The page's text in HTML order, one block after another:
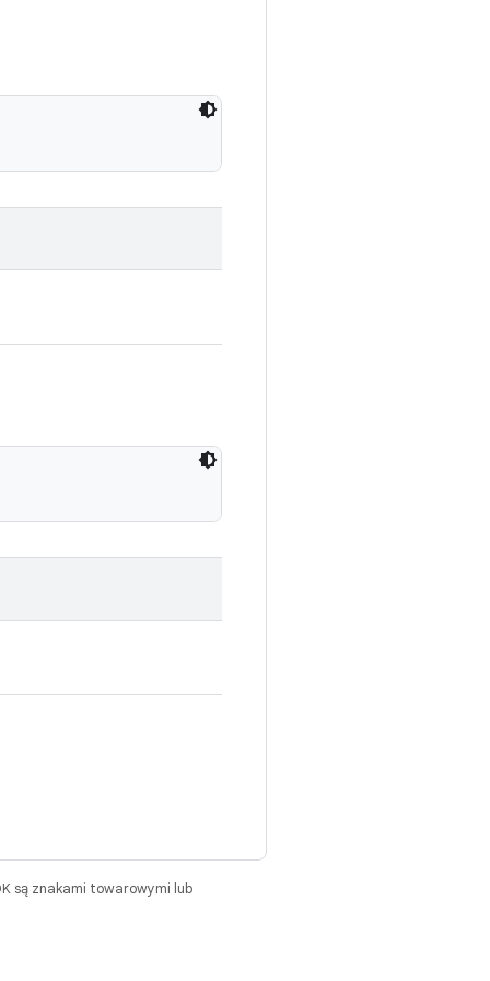
są znakami towarowymi lub